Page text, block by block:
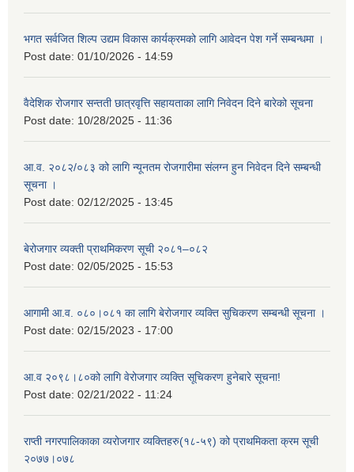
भगत सर्वजित शिल्प उद्यम विकास कार्यक्रमको लागि आवेदन पेश गर्ने सम्बन्धमा ।
Post date: 01/10/2026 - 14:59
वैदेशिक रोजगार सन्तती छात्रवृत्ति सहायताका लागि निवेदन दिने बारेको सूचना
Post date: 10/28/2025 - 11:36
आ.व. २०८२/०८३ को लागि न्यूनतम रोजगारीमा संलग्न हुन निवेदन दिने सम्बन्धी
सूचना ।
Post date: 02/12/2025 - 13:45
बेरोजगार व्यक्ती प्राथमिकरण सूची २०८१–०८२
Post date: 02/05/2025 - 15:53
आगामी आ.व. ०८०।०८१ का लागि बेरोजगार व्यक्ति सुचिकरण सम्बन्धी सूचना ।
Post date: 02/15/2023 - 17:00
आ.व २०९८।८०को लागि वेरोजगार व्यक्ति सूचिकरण हुनेबारे सूचना!
Post date: 02/21/2022 - 11:24
राप्ती नगरपालिकाका व्यरोजगार व्यक्तिहरु(१८-५९) को प्राथमिकता क्रम सूची
२०७७।०७८